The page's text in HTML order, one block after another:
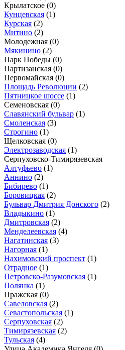
Крылатское (0)
Кунцевская (1)
Курская (2)
Митино (2)
Молодежная (0)
Мякинино (2)
Парк Победы (0)
Партизанская (0)
Первомайская (0)
Площадь Революции (2)
Пятницкое шоссе (1)
Семеновская (0)
Славянский бульвар (1)
Смоленская (3)
Строгино (1)
Щелковская (0)
Электрозаводская (1)
Серпуховско-Тимирязевская
Алтуфьево (1)
Аннино (2)
Бибирево (1)
Боровицкая (2)
Бульвар Дмитрия Донского (2)
Владыкино (1)
Дмитровская (2)
Менделеевская (4)
Нагатинская (3)
Нагорная (1)
Нахимовский проспект (1)
Отрадное (1)
Петровско-Разумовская (1)
Полянка (1)
Пражская (0)
Савеловская (2)
Севастопольская (1)
Серпуховская (2)
Тимирязевская (2)
Тульская (4)